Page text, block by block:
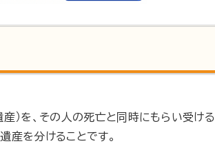
）を、その人の死亡と同時にもらい受ける
産を分けることです。